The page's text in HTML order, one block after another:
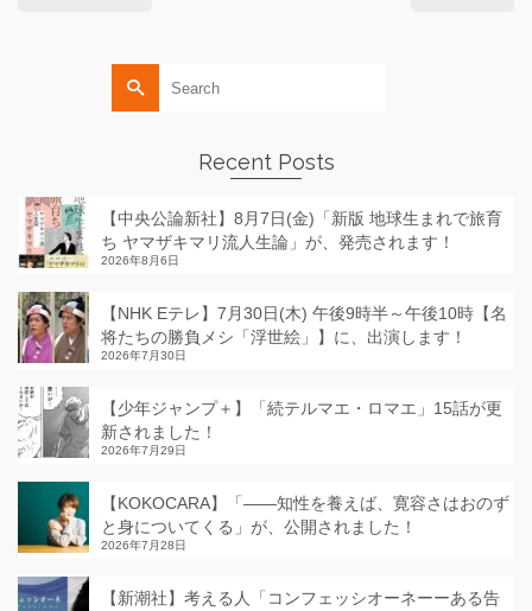
Search
for:
Recent Posts
【中央公論新社】8月7日(金)「新版 地球生まれで旅育
ち ヤマザキマリ流人生論」が、発売されます！
2026年8月6日
【NHK Eテレ】7月30日(木) 午後9時半～午後10時【名
将たちの勝負メシ「浮世絵」】に、出演します！
2026年7月30日
【少年ジャンプ＋】「続テルマエ・ロマエ」15話が更
新されました！
2026年7月29日
【KOKOCARA】「——知性を養えば、寛容さはおのず
と身についてくる」が、公開されました！
2026年7月28日
【新潮社】考える人「コンフェッシオーネーーある告